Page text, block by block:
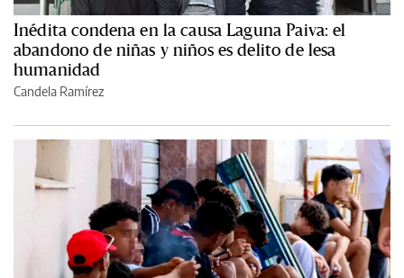
Inédita condena en la causa Laguna Paiva: el
abandono de niñas y niños es delito de lesa
humanidad
Candela Ramírez